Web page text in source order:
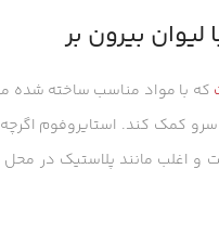
بیرون بر
که با مواد مناسب ساخته شده
کمک کند. استایروفوم اگرچه
اغلب مانند پلاستیک در محل